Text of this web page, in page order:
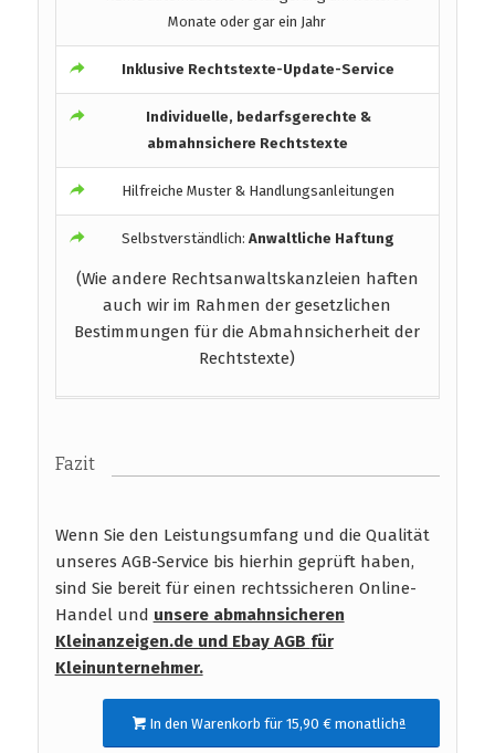
Monate oder gar ein Jahr
Inklusive Rechtstexte-Update-Service
Individuelle, bedarfsgerechte &
abmahnsichere Rechtstexte
Hilfreiche Muster & Handlungsanleitungen
Selbstverständlich:Anwaltliche Haftung
(Wie andere Rechtsanwaltskanzleien haften
auch wir im Rahmen der gesetzlichen
Bestimmungen für die Abmahnsicherheit der
Rechtstexte)
Fazit
Wenn Sie den Leistungsumfang und die Qualität
unseres AGB-Service bis hierhin geprüft haben,
sind Sie bereit für einen rechtssicheren Online-
Handel und unsere abmahnsicheren
Kleinanzeigen.de und Ebay AGB für
Kleinunternehmer.
In den Warenkorb für 15,90 € monatlichª